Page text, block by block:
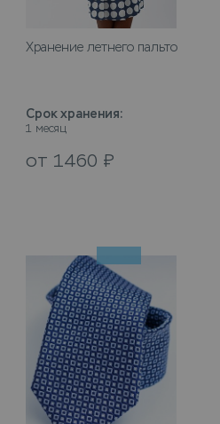
Хранение летнего пальто
Срок хранения:
1 месяц
от 1460 ₽